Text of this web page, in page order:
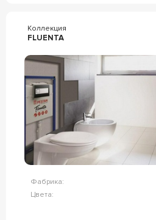
Коллекция
FLUENTA
Фабрика:
Цвета: